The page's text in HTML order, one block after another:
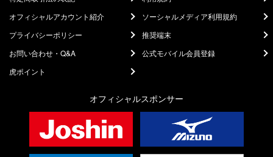
オフィシャルアカウント紹介
ソーシャルメディア利用規約
プライバシーポリシー
推奨端末
お問い合わせ・Q&A
公式モバイル会員登録
虎ポイント
オフィシャルスポンサー